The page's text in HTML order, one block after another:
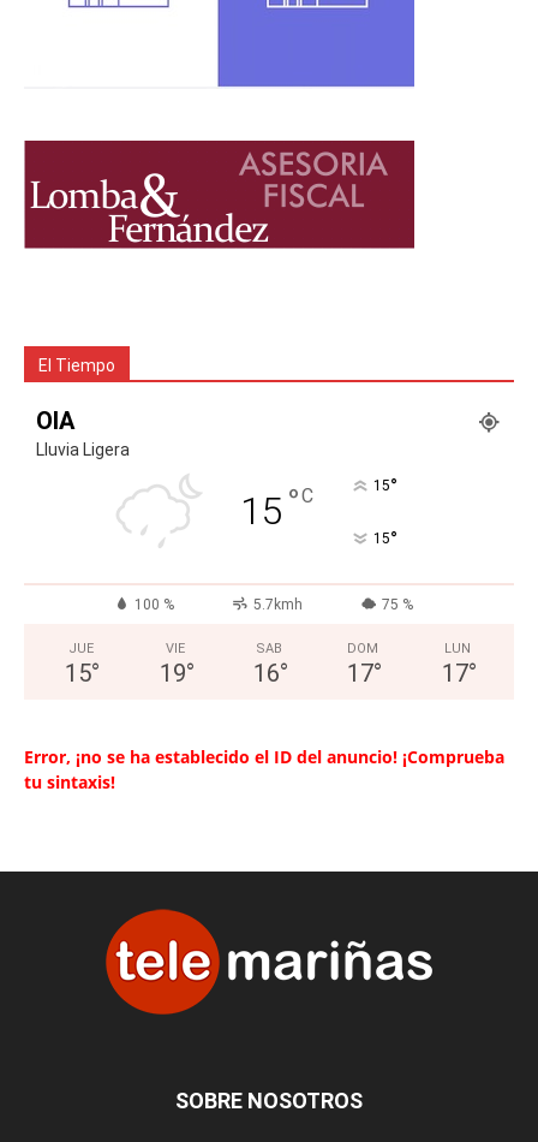
El Tiempo
OIA
Lluvia Ligera
15 °C 15°
15°
100 % 5.7kmh 75 %
JUE
15°
VIE
19°
SAB
16°
DOM
17°
LUN
17°
Error, ¡no se ha establecido el ID del anuncio! ¡Comprueba
tu sintaxis!
SOBRE NOSOTROS